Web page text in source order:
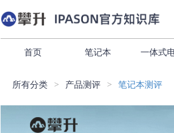
首页 笔记本 一体式
所有分类 产品测评 笔记本测评